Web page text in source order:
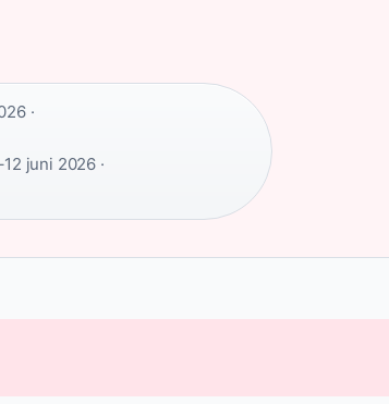
·
juni 2026 ·